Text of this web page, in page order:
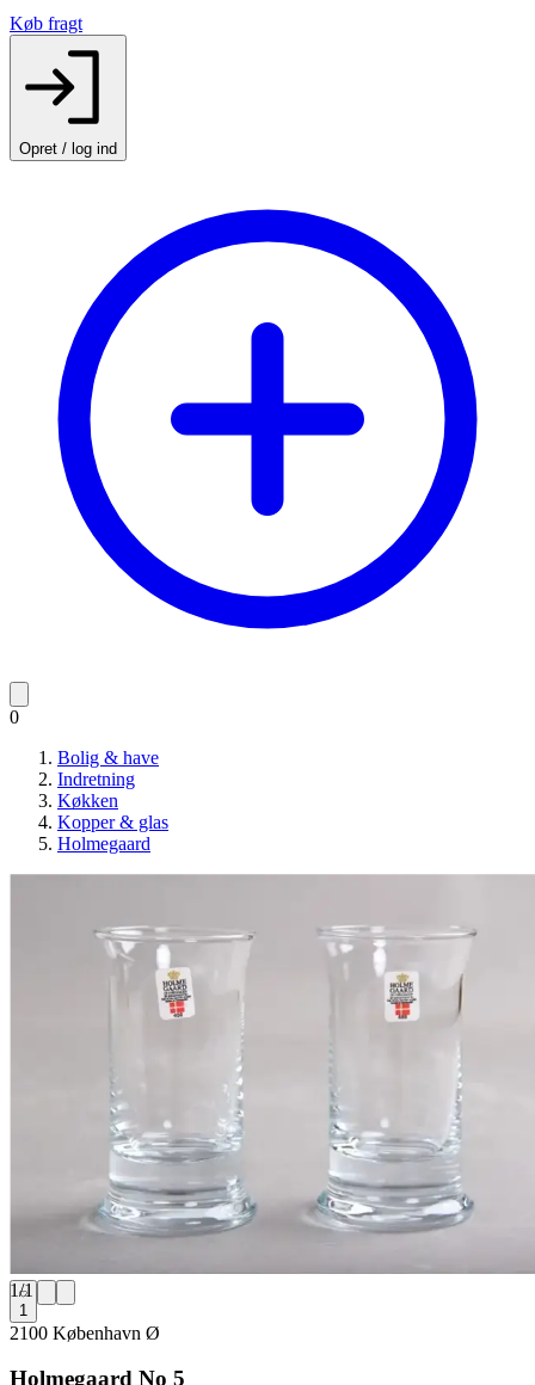
Køb fragt
Opret / log ind
0
Bolig & have
Indretning
Køkken
Kopper & glas
Holmegaard
1/1
1
2100 København Ø
Holmegaard No 5